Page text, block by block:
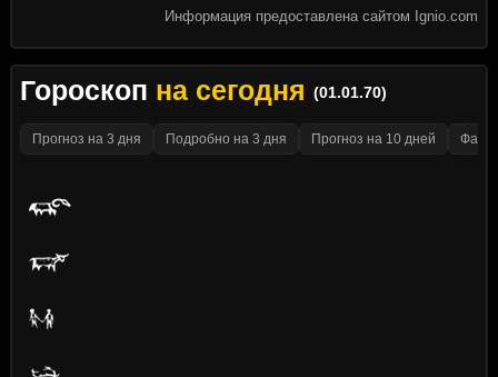
Информация предоставлена сайтом Ignio.com
Гороскоп на сегодня (01.01.70)
Прогноз на 3 дня Подробно на 3 дня Прогноз на 10 дней